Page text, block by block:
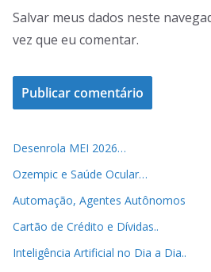
Salvar meus dados neste
vez que eu comentar.
Desenrola MEI 2026…
Ozempic e Saúde Ocular…
Automação, Agentes Autônomos
Cartão de Crédito e Dívidas..
Inteligência Artificial no Dia a Dia..